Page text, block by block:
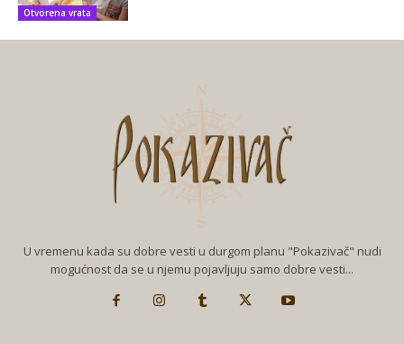
Otvorena vrata
U vremenu kada su dobre vesti u durgom planu "Pokazivač" nudi
mogućnost da se u njemu pojavljuju samo dobre vesti...